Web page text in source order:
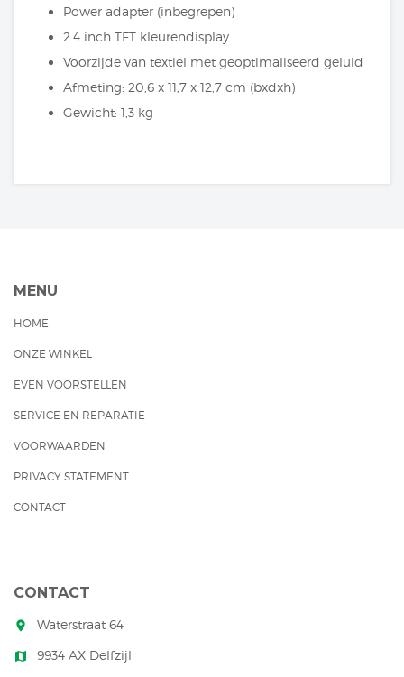
Power adapter (inbegrepen)
2.4 inch TFT kleurendisplay
Voorzijde van textiel met geoptimaliseerd geluid
Afmeting: 20,6 x 11,7 x 12,7 cm (bxdxh)
Gewicht: 1,3 kg
MENU
HOME
ONZE WINKEL
EVEN VOORSTELLEN
SERVICE EN REPARATIE
VOORWAARDEN
PRIVACY STATEMENT
CONTACT
CONTACT
room Waterstraat 64
map 9934 AX Delfzijl